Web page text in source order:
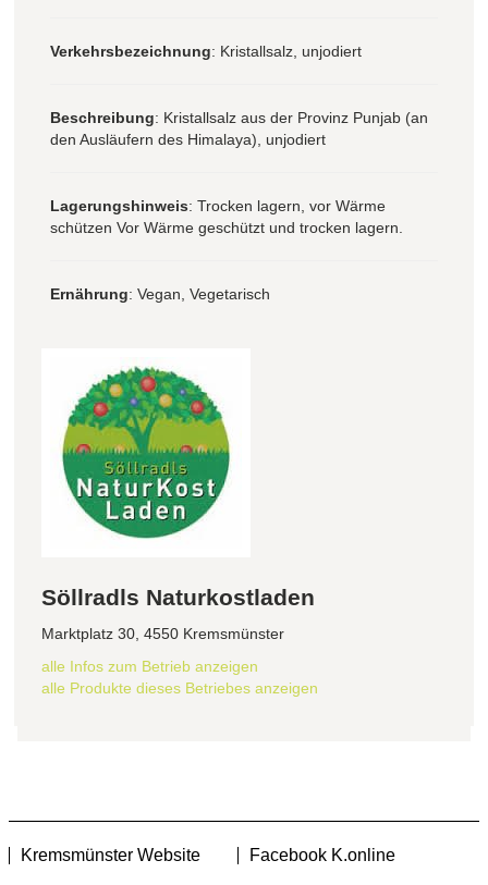
Verkehrsbezeichnung: Kristallsalz, unjodiert
Beschreibung: Kristallsalz aus der Provinz Punjab (an
den Ausläufern des Himalaya), unjodiert
Lagerungshinweis: Trocken lagern, vor Wärme
schützen Vor Wärme geschützt und trocken lagern.
Ernährung: Vegan, Vegetarisch
Söllradls Naturkostladen
Marktplatz 30, 4550 Kremsmünster
alle Infos zum Betrieb anzeigen
alle Produkte dieses Betriebes anzeigen
Kremsmünster Website Facebook K.online